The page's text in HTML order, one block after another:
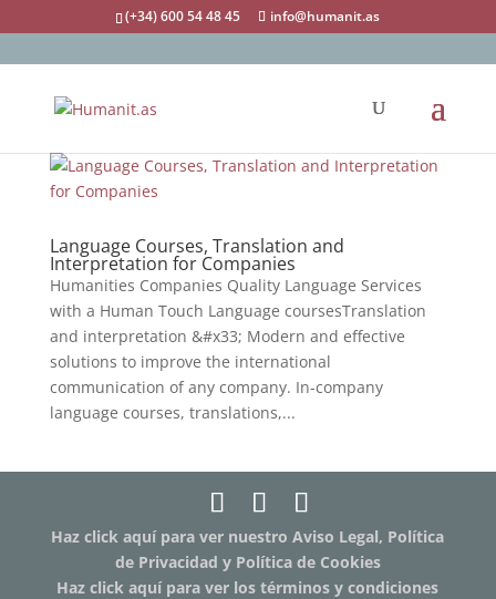
(+34) 600 54 48 45 info@humanit.as
Language Courses, Translation and
Interpretation for Companies
Humanities Companies Quality Language Services
with a Human Touch Language coursesTranslation
and interpretation &#x33; Modern and effective
solutions to improve the international
communication of any company. In-company
language courses, translations,...
Haz click aquí para ver nuestro Aviso Legal, Política
de Privacidad y Política de Cookies
Haz click aquí para ver los términos y condiciones